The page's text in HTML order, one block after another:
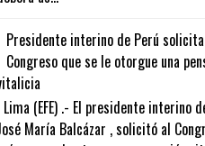
Presidente interino de Perú
Congreso que se le otorgue una
Lima (EFE) .- El presidente interino
María Balcázar , solicitó al